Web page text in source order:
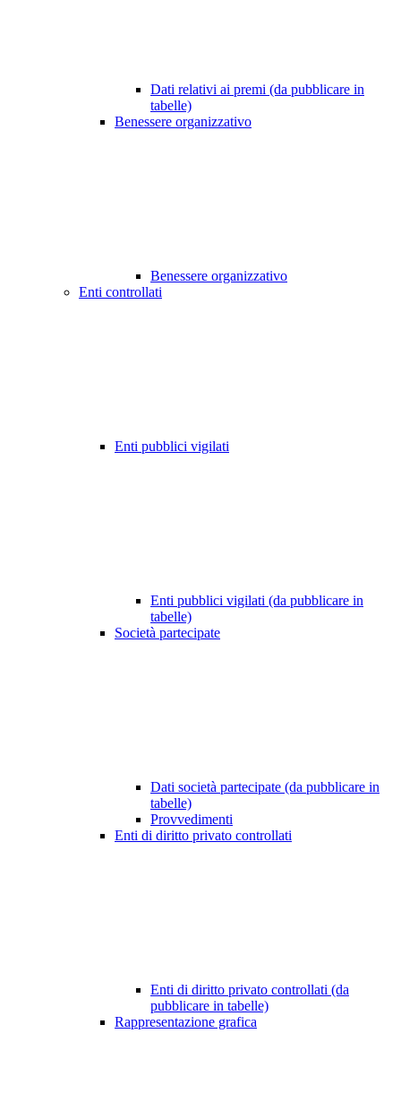
Dati relativi ai premi (da pubblicare in
tabelle)
Benessere organizzativo
Benessere organizzativo
Enti controllati
Enti pubblici vigilati
Enti pubblici vigilati (da pubblicare in
tabelle)
Società partecipate
Dati società partecipate (da pubblicare in
tabelle)
Provvedimenti
Enti di diritto privato controllati
Enti di diritto privato controllati (da
pubblicare in tabelle)
Rappresentazione grafica